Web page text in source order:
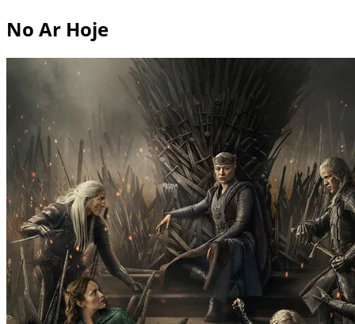
No Ar Hoje